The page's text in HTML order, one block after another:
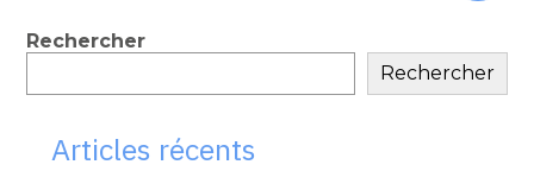
Blog
sidebar
Rechercher
Rechercher
Articles récents